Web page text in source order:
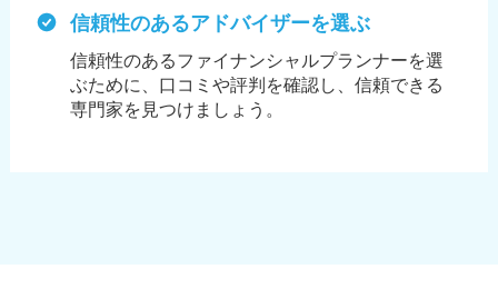
信頼性のあるアドバイザーを選ぶ
信頼性のあるファイナンシャルプランナーを選
ぶために、 口コミや評判を確認し、信頼できる
専門家を見つけましょう。